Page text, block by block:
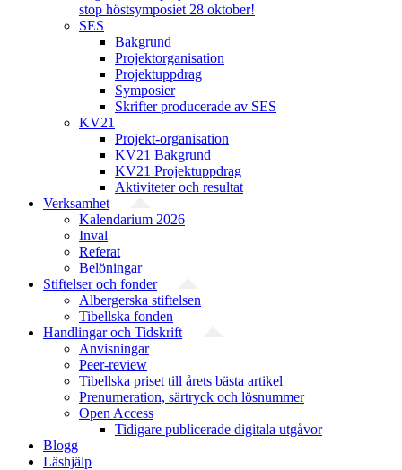
stop höstsymposiet 28 oktober!
SES
Bakgrund
Projekt­organisation
Projektuppdrag
Symposier
Skrifter producerade av SES
KV21
Projekt-organisation
KV21 Bakgrund
KV21 Projektuppdrag
Aktiviteter och resultat
Verksamhet
Kalendarium 2026
Inval
Referat
Belöningar
Stiftelser och fonder
Albergerska stiftelsen
Tibellska fonden
Handlingar och Tidskrift
Anvisningar
Peer-review
Tibellska priset till årets bästa artikel
Prenumeration, särtryck och lösnummer
Open Access
Tidigare publicerade digitala utgåvor
Blogg
Läshjälp